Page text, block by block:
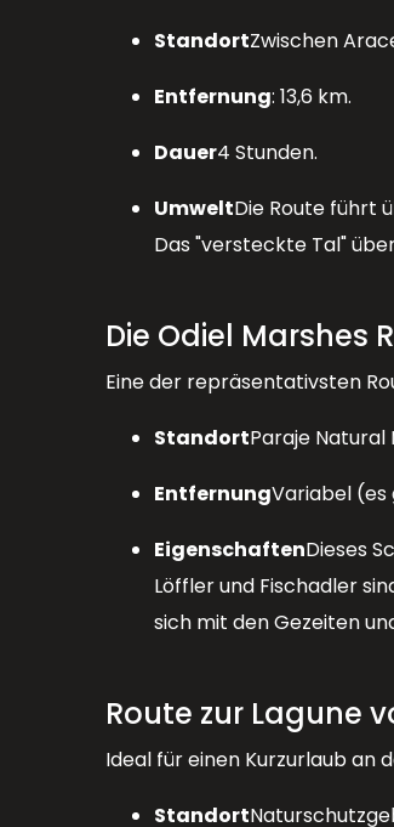
StandortZwischen
Entfernung: 13,6 km.
Dauer4 Stunden.
UmweltDie Route führt
Das "versteckte Tal"
Die Odiel Marshes
Eine der repräsentativsten
StandortParaje Natural
EntfernungVariabel
EigenschaftenDieses
Löffler und Fischadler
sich mit den Gezeiten
Route zur Lagune
Ideal für einen Kurzurlaub an
Standort